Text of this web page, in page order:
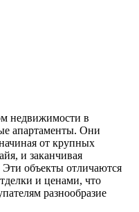
недвижимости в
апартаменты. Они
от крупных
и заканчивая
объекты отличаются
и ценами, что
разнообразие